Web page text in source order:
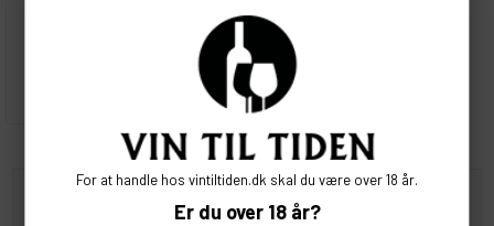
For at handle hos vintiltiden.dk skal du være over 18 år.
Er du over 18 år?
Rødvin, Vidigal Wines - Dos
Tilmeld dig vores nyhedsbrev lige her